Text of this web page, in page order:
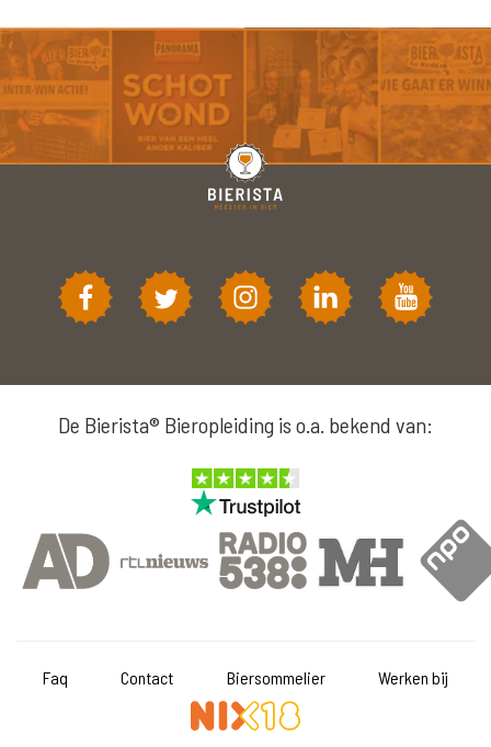
De Bierista® Bieropleiding is o.a. bekend van:
Faq Contact Biersommelier Werken bij